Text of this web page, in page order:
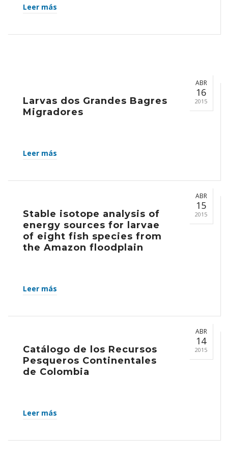
Leer más
ABR
16
2015
Larvas dos Grandes Bagres
Migradores
Leer más
ABR
15
2015
Stable isotope analysis of
energy sources for larvae
of eight fish species from
the Amazon floodplain
Leer más
ABR
14
2015
Catálogo de los Recursos
Pesqueros Continentales
de Colombia
Leer más